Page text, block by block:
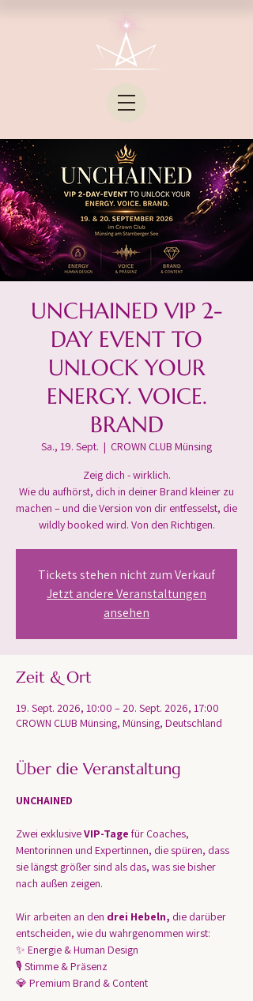
UNCHAINED VIP 2-
DAY EVENT TO
UNLOCK YOUR
ENERGY. VOICE.
BRAND
Sa., 19. Sept.
  |
CROWN CLUB Münsing
Zeig dich - wirklich.
Wie du aufhörst, dich in deiner Brand kleiner zu
machen – und die Version von dir entfesselst, die
wildly booked wird. Von den Richtigen.
Tickets stehen nicht zum Verkauf
Jetzt andere Veranstaltungen
ansehen
Zeit & Ort
19. Sept. 2026, 10:00 – 20. Sept. 2026, 17:00
CROWN CLUB Münsing, Münsing, Deutschland
Über die Veranstaltung
UNCHAINED
Zwei exklusive VIP-Tage für Coaches,
Mentorinnen und Expertinnen, die spüren, dass
sie längst größer sind als das, was sie bisher
nach außen zeigen.
Wir arbeiten an den drei Hebeln, die darüber
entscheiden, wie du wahrgenommen wirst:
✨ Energie & Human Design
🎙 Stimme & Präsenz
💎 Premium Brand & Content